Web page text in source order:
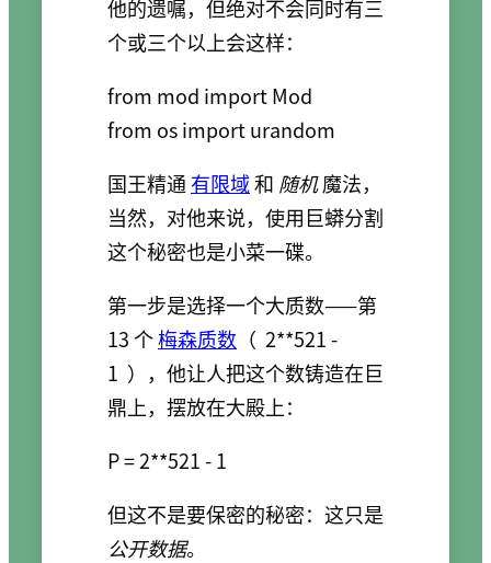
他的遗嘱，但绝对不会同时有三
个或三个以上会这样：
from mod import Mod
国王精通 有限域和 随机魔法，
当然，对他来说，使用巨蟒分割
这个秘密也是小菜一碟。
第一步是选择一个大质数——第
13 个梅森质数 （ 2**521 -
1 ），他让人把这个数铸造在巨
鼎上，摆放在大殿上：
但这不是要保密的秘密：这只是
公开数据。